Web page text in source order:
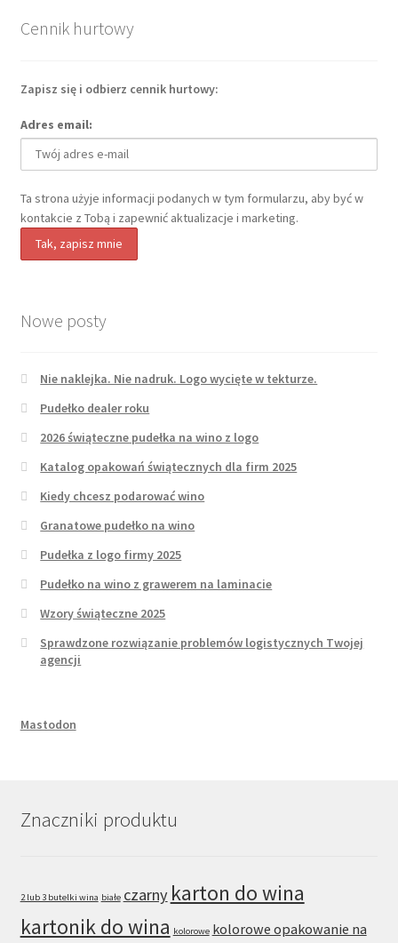
Cennik hurtowy
Zapisz się i odbierz cennik hurtowy:
Adres email:
Ta strona użyje informacji podanych w tym formularzu, aby być w
kontakcie z Tobą i zapewnić aktualizacje i marketing.
Nowe posty
Nie naklejka. Nie nadruk. Logo wycięte w tekturze.
Pudełko dealer roku
2026 świąteczne pudełka na wino z logo
Katalog opakowań świątecznych dla firm 2025
Kiedy chcesz podarować wino
Granatowe pudełko na wino
Pudełka z logo firmy 2025
Pudełko na wino z grawerem na laminacie
Wzory świąteczne 2025
Sprawdzone rozwiązanie problemów logistycznych Twojej
agencji
Mastodon
Znaczniki produktu
2 lub 3 butelki wina białe czarny karton do wina
kartonik do wina kolorowe kolorowe opakowanie na